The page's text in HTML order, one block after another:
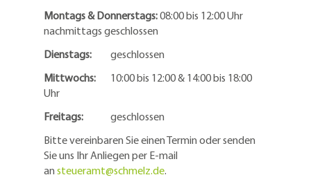
Montags & Donnerstags:08:00 bis 12:00 Uhr
nachmittags geschlossen
Dienstags:
geschlossen
Mittwochs:
10:00 bis 12:00 & 14:00 bis 18:00
Uhr
Freitags:
geschlossen
Bitte vereinbaren Sie einen Termin oder senden
Sie uns Ihr Anliegen per E-mail
an steueramt@schmelz.de.